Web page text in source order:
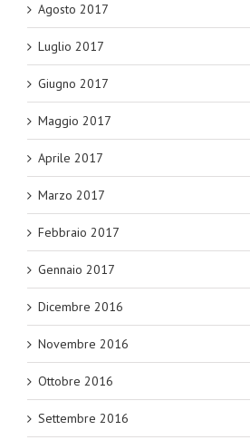
Agosto 2017
Luglio 2017
Giugno 2017
Maggio 2017
Aprile 2017
Marzo 2017
Febbraio 2017
Gennaio 2017
Dicembre 2016
Novembre 2016
Ottobre 2016
Settembre 2016